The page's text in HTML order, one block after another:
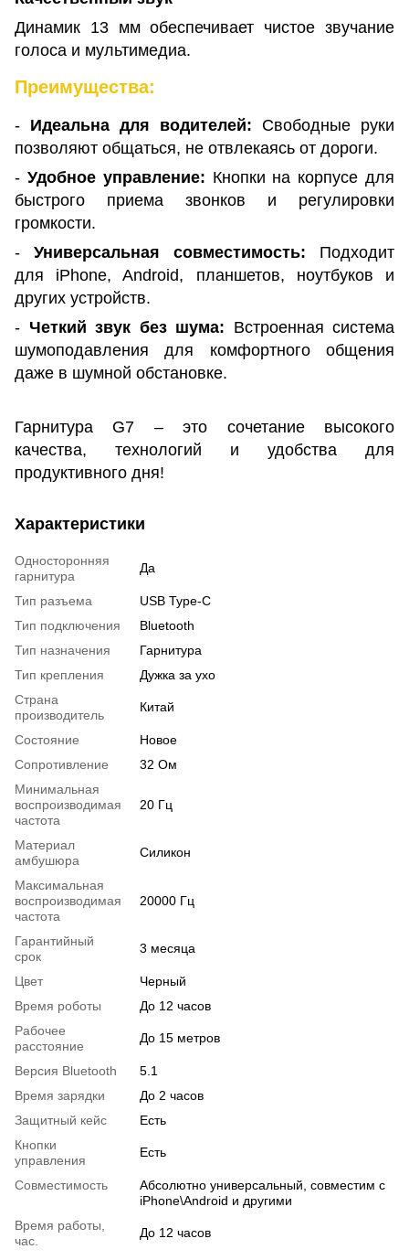
Динамик 13 мм обеспечивает чистое звучание
голоса и мультимедиа.
Преимущества:
- Идеальна для водителей: Свободные руки
позволяют общаться, не отвлекаясь от дороги.
- Удобное управление: Кнопки на корпусе для
быстрого приема звонков и регулировки
громкости.
- Универсальная совместимость: Подходит
для iPhone, Android, планшетов, ноутбуков и
других устройств.
- Четкий звук без шума: Встроенная система
шумоподавления для комфортного общения
даже в шумной обстановке.
Гарнитура G7 – это сочетание высокого
качества, технологий и удобства для
продуктивного дня!
Характеристики
Односторонняя
гарнитура
Да
Тип разъема
USB Type-C
Тип подключения
Bluetooth
Тип назначения
Гарнитура
Тип крепления
Дужка за ухо
Страна
производитель
Китай
Состояние
Новое
Сопротивление
32 Ом
Минимальная
воспроизводимая
частота
20 Гц
Материал
амбушюра
Силикон
Максимальная
воспроизводимая
частота
20000 Гц
Гарантийный
срок
3 месяца
Цвет
Черный
Время роботы
До 12 часов
Рабочее
расстояние
До 15 метров
Версия Bluetooth
5.1
Время зарядки
До 2 часов
Защитный кейс
Есть
Кнопки
управления
Есть
Совместимость
Абсолютно универсальный, совместим с
iPhone\Android и другими
Время работы,
час.
До 12 часов